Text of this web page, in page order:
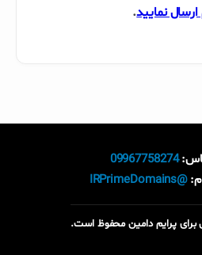
ارسال نمایید.
09967758274
@IRPrimeDomains